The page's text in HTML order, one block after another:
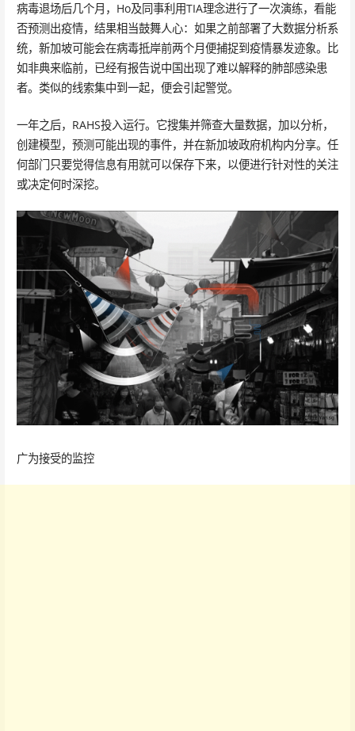
病毒退场后几个月，Ho及同事利用TIA理念进行了一次演练，看能
否预测出疫情，结果相当鼓舞人心：如果之前部署了大数据分析系
统，新加坡可能会在病毒抵岸前两个月便捕捉到疫情暴发迹象。比
如非典来临前，已经有报告说中国出现了难以解释的肺部感染患
者。类似的线索集中到一起，便会引起警觉。
一年之后，RAHS投入运行。它搜集并筛查大量数据，加以分析，
创建模型，预测可能出现的事件，并在新加坡政府机构内分享。任
何部门只要觉得信息有用就可以保存下来，以便进行针对性的关注
或决定何时深挖。
广为接受的监控